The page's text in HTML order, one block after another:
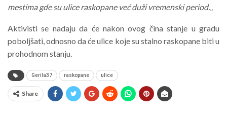
mestima gde su ulice raskopane već duži vremenski period.„
Aktivisti se nadaju da će nakon ovog čina stanje u gradu
poboljšati, odnosno da će ulice koje su stalno raskopane biti u
prohodnom stanju.
Gerila37 raskopane ulice
Share